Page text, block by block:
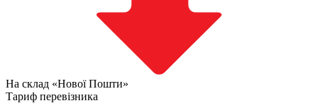
На склад «Нової Пошти»
Тариф перевізника